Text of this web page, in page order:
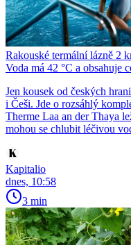
Rakouské termální lázně 2
Voda má 42 °C a obsahuje
Jen kousek od českých
i Češi. Jde o rozsáhlý
Therme Laa an der Thaya
mohou se chlubit léčivou
Kapitalio
dnes, 10:58
3 min